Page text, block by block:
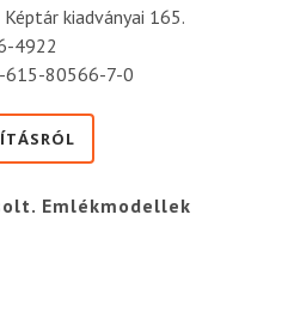
kiadványai 165.
4922
615-80566-7-0
Emlékmodellek